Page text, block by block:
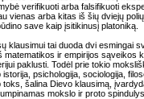
verifikuoti arba falsifikuoti
vienas arba kitas iš šių dviejų
save kaip įsitikinusį platoniką.
klausimui tai duoda dvi esmingai
matematikos ir empirijos sąveikos
paklusti. Todėl prie tokio
istorija, psichologija, sociologija,
toks, šalina Dievo klausimą,
mokslo ir proto